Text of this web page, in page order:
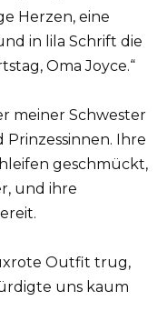
Herzen, eine
in lila Schrift die
Oma Joyce.“
meiner Schwester
Ihre
geschmückt,
und ihre
Outfit trug,
uns kaum